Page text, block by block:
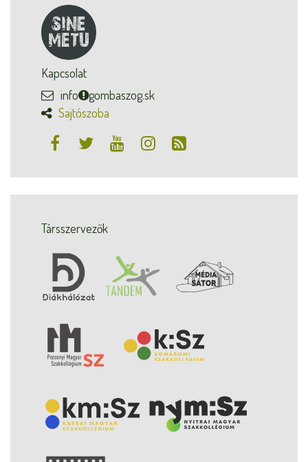
Kapcsolat
info
gombaszog.sk
Sajtószoba
Társszervezők